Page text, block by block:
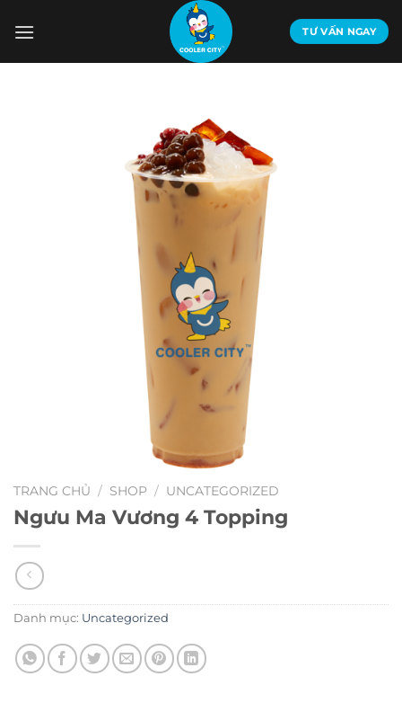
qua
TƯ VẤN NGAY
TRANG CHỦ / SHOP / UNCATEGORIZED
Ngưu Ma Vương 4 Topping
Danh mục: Uncategorized